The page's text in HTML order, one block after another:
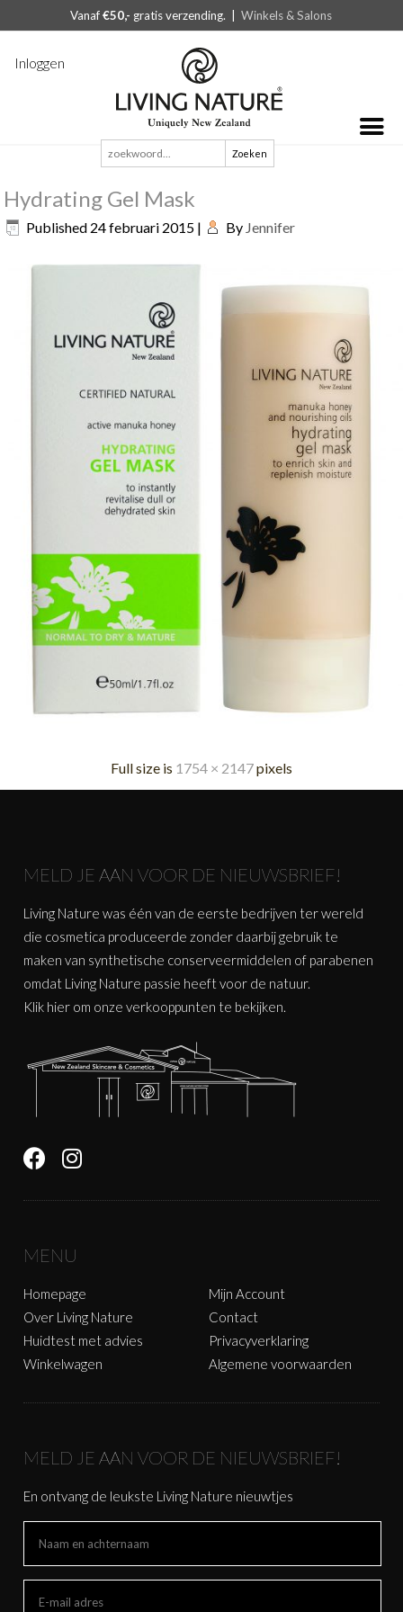
Vanaf€50,- gratis verzending. |Winkels & Salons
Inloggen
Zoeken
naar:
Hydrating Gel Mask
Published 24 februari 2015 | By Jennifer
Full size is 1754 × 2147pixels
MELD JE AAN VOOR DE NIEUWSBRIEF!
Living Nature was één van de eerste bedrijven ter wereld
die cosmetica produceerde zonder daarbij gebruik te
maken van synthetische conserveermiddelen of parabenen
omdat Living Nature passie heeft voor de natuur.
Klik hier om onze verkooppunten te bekijken.
MENU
Homepage
Over Living Nature
Huidtest met advies
Winkelwagen
Mijn Account
Contact
Privacyverklaring
Algemene voorwaarden
MELD JE AAN VOOR DE NIEUWSBRIEF!
En ontvang de leukste Living Nature nieuwtjes